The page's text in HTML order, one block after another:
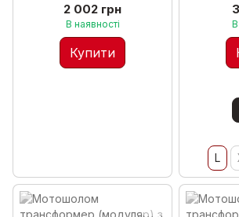
електровелосипеда/
квадроциклу
2 002 грн
В наявності
Купити
"M"
В
L